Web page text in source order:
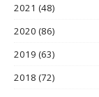
2021 (48)
2020 (86)
2019 (63)
2018 (72)